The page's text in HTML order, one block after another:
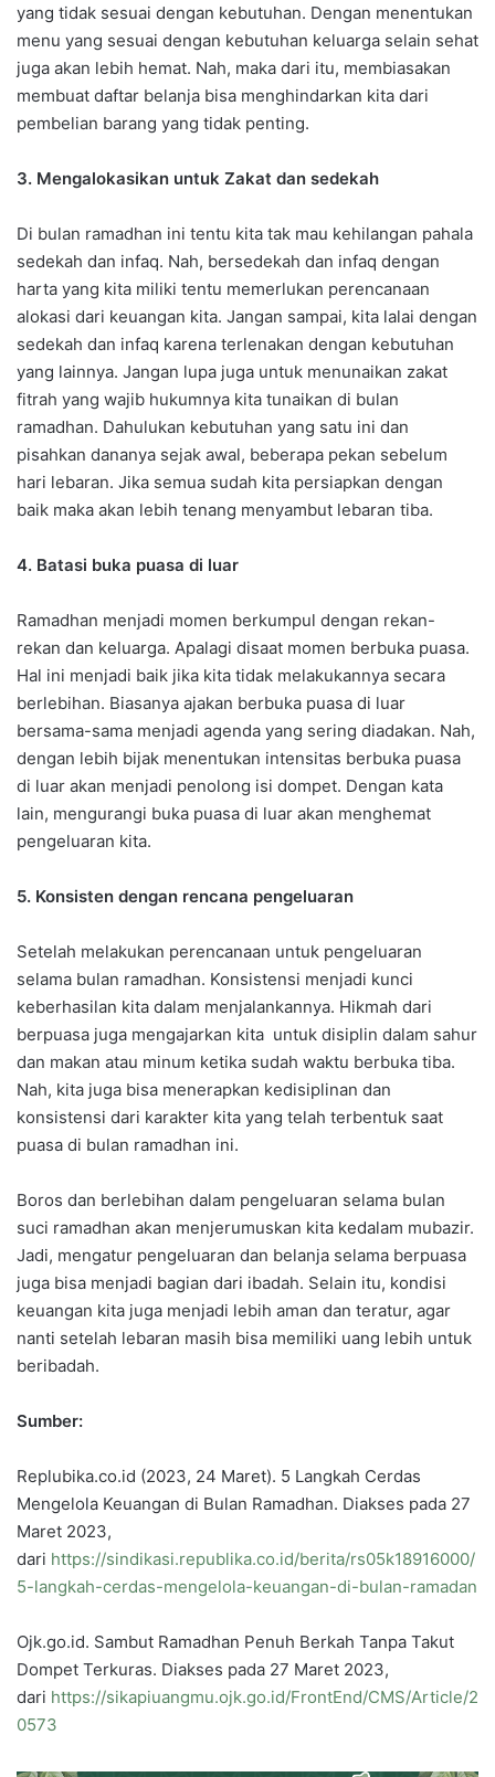
yang tidak sesuai dengan kebutuhan. Dengan menentukan
menu yang sesuai dengan kebutuhan keluarga selain sehat
juga akan lebih hemat. Nah, maka dari itu, membiasakan
membuat daftar belanja bisa menghindarkan kita dari
pembelian barang yang tidak penting.
3. Mengalokasikan untuk Zakat dan sedekah
Di bulan ramadhan ini tentu kita tak mau kehilangan pahala
sedekah dan infaq. Nah, bersedekah dan infaq dengan
harta yang kita miliki tentu memerlukan perencanaan
alokasi dari keuangan kita. Jangan sampai, kita lalai dengan
sedekah dan infaq karena terlenakan dengan kebutuhan
yang lainnya. Jangan lupa juga untuk menunaikan zakat
fitrah yang wajib hukumnya kita tunaikan di bulan
ramadhan. Dahulukan kebutuhan yang satu ini dan
pisahkan dananya sejak awal, beberapa pekan sebelum
hari lebaran. Jika semua sudah kita persiapkan dengan
baik maka akan lebih tenang menyambut lebaran tiba.
4. Batasi buka puasa di luar
Ramadhan menjadi momen berkumpul dengan rekan-
rekan dan keluarga. Apalagi disaat momen berbuka puasa.
Hal ini menjadi baik jika kita tidak melakukannya secara
berlebihan. Biasanya ajakan berbuka puasa di luar
bersama-sama menjadi agenda yang sering diadakan. Nah,
dengan lebih bijak menentukan intensitas berbuka puasa
di luar akan menjadi penolong isi dompet. Dengan kata
lain, mengurangi buka puasa di luar akan menghemat
pengeluaran kita.
5. Konsisten dengan rencana pengeluaran
Setelah melakukan perencanaan untuk pengeluaran
selama bulan ramadhan. Konsistensi menjadi kunci
keberhasilan kita dalam menjalankannya. Hikmah dari
berpuasa juga mengajarkan kita untuk disiplin dalam sahur
dan makan atau minum ketika sudah waktu berbuka tiba.
Nah, kita juga bisa menerapkan kedisiplinan dan
konsistensi dari karakter kita yang telah terbentuk saat
puasa di bulan ramadhan ini.
Boros dan berlebihan dalam pengeluaran selama bulan
suci ramadhan akan menjerumuskan kita kedalam mubazir.
Jadi, mengatur pengeluaran dan belanja selama berpuasa
juga bisa menjadi bagian dari ibadah. Selain itu, kondisi
keuangan kita juga menjadi lebih aman dan teratur, agar
nanti setelah lebaran masih bisa memiliki uang lebih untuk
beribadah.
Sumber:
Replubika.co.id (2023, 24 Maret). 5 Langkah Cerdas
Mengelola Keuangan di Bulan Ramadhan. Diakses pada 27
Maret 2023,
dari https://sindikasi.republika.co.id/berita/rs05k18916000/
5-langkah-cerdas-mengelola-keuangan-di-bulan-ramadan
Ojk.go.id. Sambut Ramadhan Penuh Berkah Tanpa Takut
Dompet Terkuras. Diakses pada 27 Maret 2023,
dari https://sikapiuangmu.ojk.go.id/FrontEnd/CMS/Article/2
0573